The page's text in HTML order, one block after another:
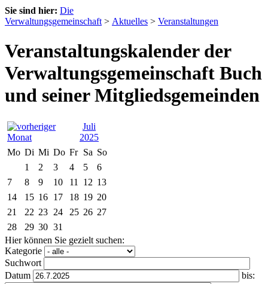
Sie sind hier: Die
Verwaltungsgemeinschaft > Aktuelles > Veranstaltungen
Veranstaltungskalender der
Verwaltungsgemeinschaft Buch
und seiner Mitgliedsgemeinden
Juli
2025
Mo Di Mi Do Fr Sa So
1
2 3 4 5
6
7
8 9 10 11 12 13
14
15 16 17 18 19 20
21
22 23 24 25 26 27
28
29 30 31
Hier können Sie gezielt suchen:
Kategorie
Suchwort
Datum
bis: